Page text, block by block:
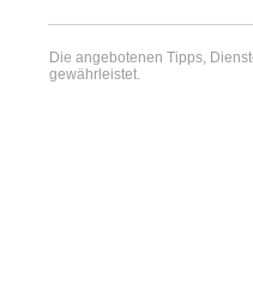
Die angebotenen Tipps,
gewährleistet.